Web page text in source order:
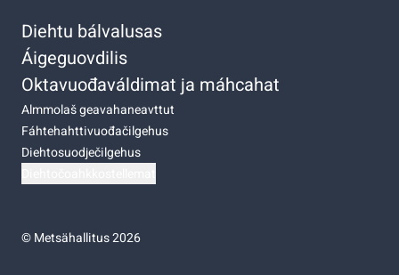
Diehtu bálvalusas
Áigeguovdilis
Oktavuođaváldimat ja máhcahat
Almmolaš geavahaneavttut
Fáhtehahttivuođačilgehus
Diehtosuodječilgehus
©Metsähallitus 2026